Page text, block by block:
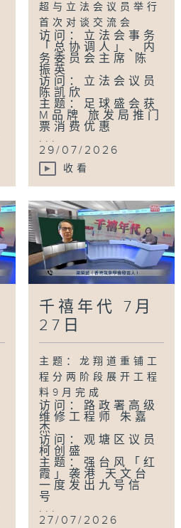
超与立法会议员举行
首次对谈交流会
访问：立法会事务
「总协调人」、内
务委员会主席 陈
振英
访问：立法会议员
陈凯欣
主题：足球盛会获
M品牌 旅发局推门
票消费优惠
...
29/07/2026
收看
千禧年代 7月
27日
主题：龙翔道重铺工
程分两阶段展开工程
料9月完成
访问：路政署高级
维修工程师 朱嘉
杰
访问：观塘区议员
柯创盛
主题：强台风「红
霞」袭港 天文台
一度发出九号信
号
...
27/07/2026